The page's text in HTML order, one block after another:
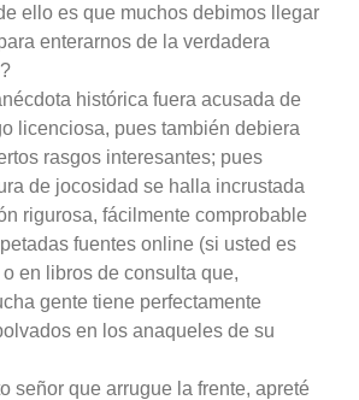
ello es que muchos debimos llegar
enterarnos de la verdadera
histórica fuera acusada de
licenciosa, pues también debiera
rasgos interesantes; pues
de jocosidad se halla incrustada
rigurosa, fácilmente comprobable
fuentes online (si usted es
en libros de consulta que,
gente tiene perfectamente
en los anaqueles de su
señor que arrugue la frente, apreté